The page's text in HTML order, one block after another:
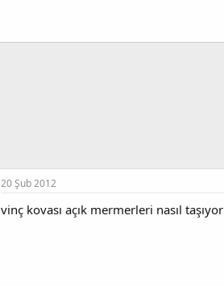
20 Şub 2012
vinç kovası açık mermerleri nasıl